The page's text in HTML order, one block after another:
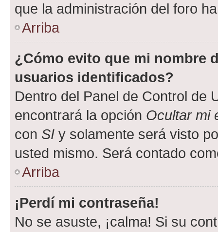
que la administración del foro
Arriba
¿Cómo evito que mi nombre
usuarios identificados?
Dentro del Panel de Control de
encontrará la opción Ocultar mi
con SI y solamente será visto
usted mismo. Será contado
Arriba
¡Perdí mi contraseña!
No se asuste, ¡calma! Si su